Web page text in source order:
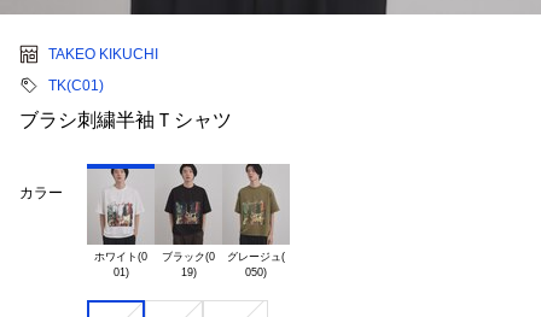
TAKEO KIKUCHI
TK(C01)
ブラシ刺繍半袖Ｔシャツ
カラー
ホワイト(0
01)
ブラック(0
19)
グレージュ(